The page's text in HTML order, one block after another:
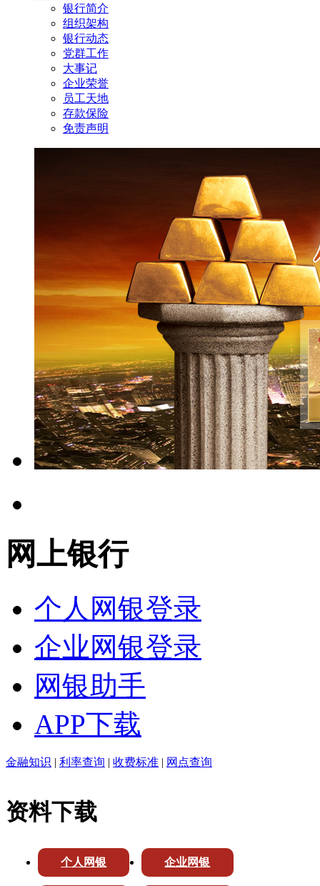
银行简介
组织架构
银行动态
党群工作
大事记
企业荣誉
员工天地
存款保险
免责声明
网上银行
个人网银登录
企业网银登录
网银助手
APP下载
金融知识 | 利率查询 | 收费标准 | 网点查询
资料下载
个人网银 企业网银